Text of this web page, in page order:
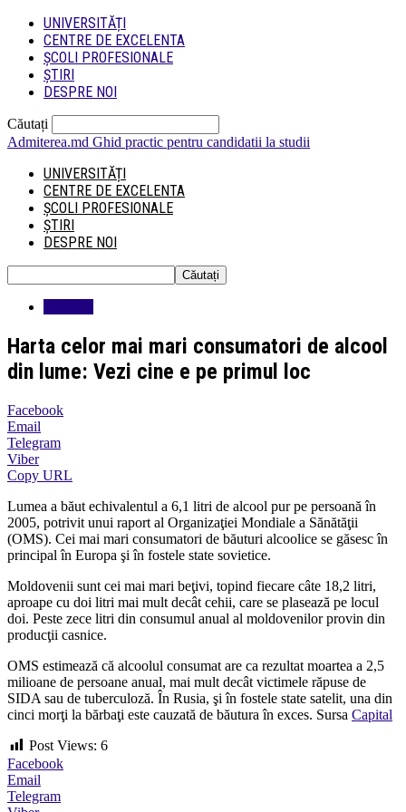
UNIVERSITĂȚI
CENTRE DE EXCELENTA
ȘCOLI PROFESIONALE
ȘTIRI
DESPRE NOI
Căutați
Admiterea.md Ghid practic pentru candidatii la studii
UNIVERSITĂȚI
CENTRE DE EXCELENTA
ȘCOLI PROFESIONALE
ȘTIRI
DESPRE NOI
Harta celor mai mari consumatori de alcool
din lume: Vezi cine e pe primul loc
Facebook
Email
Telegram
Viber
Copy URL
Lumea a băut echivalentul a 6,1 litri de alcool pur pe persoană în
2005, potrivit unui raport al Organizaţiei Mondiale a Sănătăţii
(OMS). Cei mai mari consumatori de băuturi alcoolice se găsesc în
principal în Europa şi în fostele state sovietice.
Moldovenii sunt cei mai mari beţivi, topind fiecare câte 18,2 litri,
aproape cu doi litri mai mult decât cehii, care se plasează pe locul
doi. Peste zece litri din consumul anual al moldovenilor provin din
producţii casnice.
OMS estimează că alcoolul consumat are ca rezultat moartea a 2,5
milioane de persoane anual, mai mult decât victimele răpuse de
SIDA sau de tuberculoză. În Rusia, şi în fostele state satelit, una din
cinci morţi la bărbaţi este cauzată de băutura în exces. Sursa Capital
Post Views: 6
Facebook
Email
Telegram